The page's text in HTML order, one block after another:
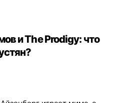
и The Prodigy: что